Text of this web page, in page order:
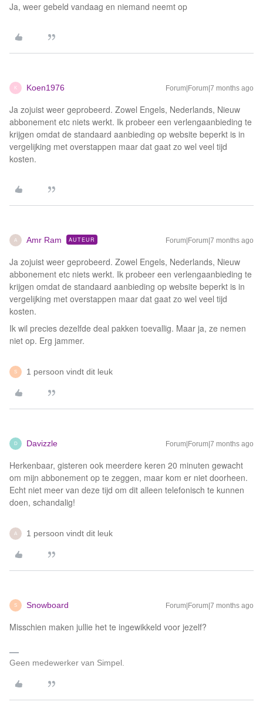
Ja, weer gebeld vandaag en niemand neemt op
K Koen1976 Forum|Forum|7 months ago
Ja zojuist weer geprobeerd. Zowel Engels, Nederlands, Nieuw
abbonement etc niets werkt. Ik probeer een verlengaanbieding te
krijgen omdat de standaard aanbieding op website beperkt is in
vergelijking met overstappen maar dat gaat zo wel veel tijd
kosten.
A Amr Ram AUTEUR Forum|Forum|7 months ago
Ja zojuist weer geprobeerd. Zowel Engels, Nederlands, Nieuw
abbonement etc niets werkt. Ik probeer een verlengaanbieding te
krijgen omdat de standaard aanbieding op website beperkt is in
vergelijking met overstappen maar dat gaat zo wel veel tijd
kosten.
Ik wil precies dezelfde deal pakken toevallig. Maar ja, ze nemen
niet op. Erg jammer.
S 1 persoon vindt dit leuk
D Davizzle Forum|Forum|7 months ago
Herkenbaar, gisteren ook meerdere keren 20 minuten gewacht
om mijn abbonement op te zeggen, maar kom er niet doorheen.
Echt niet meer van deze tijd om dit alleen telefonisch te kunnen
doen, schandalig!
A 1 persoon vindt dit leuk
S Snowboard Forum|Forum|7 months ago
Misschien maken jullie het te ingewikkeld voor jezelf?
Geen medewerker van Simpel.